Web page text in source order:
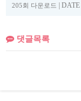
205회 다운로드 DATE
댓글목록